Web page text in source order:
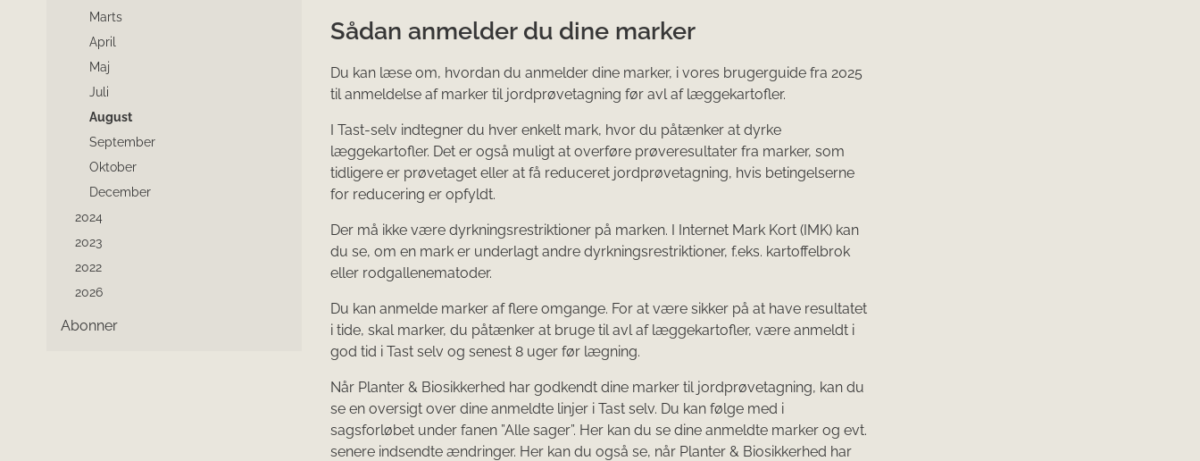
Marts
April
Maj
Juli
August
September
Oktober
December
2024
2023
2022
2026
Abonner
Sådan anmelder du dine marker
Du kan læse om, hvordan du anmelder dine marker, i vores brugerguide fra 2025
til anmeldelse af marker til jordprøvetagning før avl af læggekartofler.
I Tast-selv indtegner du hver enkelt mark, hvor du påtænker at dyrke
læggekartofler. Det er også muligt at overføre prøveresultater fra marker, som
tidligere er prøvetaget eller at få reduceret jordprøvetagning, hvis betingelserne
for reducering er opfyldt.
Der må ikke være dyrkningsrestriktioner på marken. I Internet Mark Kort (IMK) kan
du se, om en mark er underlagt andre dyrkningsrestriktioner, f.eks. kartoffelbrok
eller rodgallenematoder.
Du kan anmelde marker af flere omgange. For at være sikker på at have resultatet
i tide, skal marker, du påtænker at bruge til avl af læggekartofler, være anmeldt i
god tid i Tast selv og senest 8 uger før lægning.
Når Planter & Biosikkerhed har godkendt dine marker til jordprøvetagning, kan du
se en oversigt over dine anmeldte linjer i Tast selv. Du kan følge med i
sagsforløbet under fanen ”Alle sager”. Her kan du se dine anmeldte marker og evt.
senere indsendte ændringer. Her kan du også se, når Planter & Biosikkerhed har